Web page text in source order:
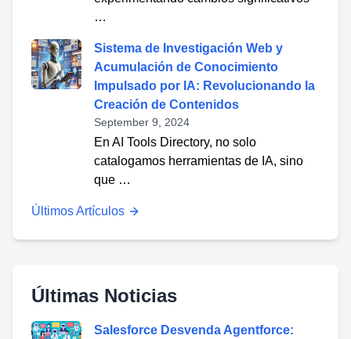
…
Sistema de Investigación Web y
Acumulación de Conocimiento
Impulsado por IA: Revolucionando la
Creación de Contenidos
September 9, 2024
En AI Tools Directory, no solo
catalogamos herramientas de IA, sino
que …
Últimos Artículos
Últimas Noticias
Salesforce Desvenda Agentforce: